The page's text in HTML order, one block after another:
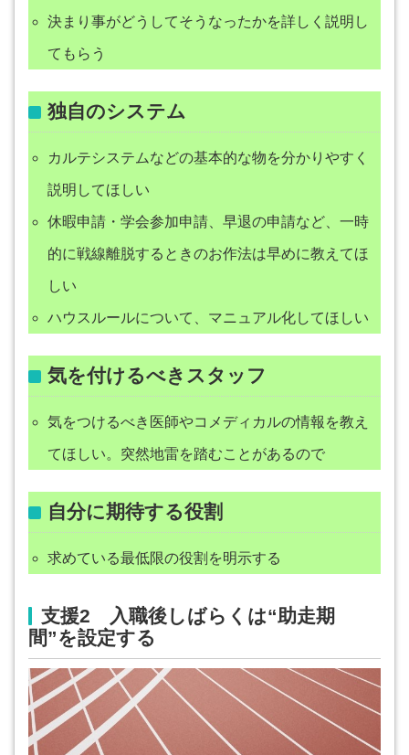
決まり事がどうしてそうなったかを詳しく説明し
てもらう
独自のシステム
カルテシステムなどの基本的な物を分かりやすく
説明してほしい
休暇申請・学会参加申請、早退の申請など、一時
的に戦線離脱するときのお作法は早めに教えてほ
しい
ハウスルールについて、マニュアル化してほしい
気を付けるべきスタッフ
気をつけるべき医師やコメディカルの情報を教え
てほしい。突然地雷を踏むことがあるので
自分に期待する役割
求めている最低限の役割を明示する
支援2 入職後しばらくは“助走期
間”を設定する